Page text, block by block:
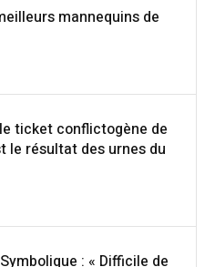
mannequins de
ticket conflictogène de
le résultat des urnes du
: « Difficile de